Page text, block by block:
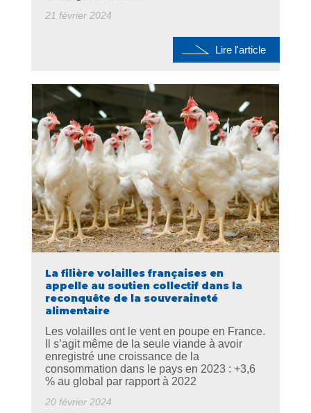
21 février 2024
Lire l'article
La filière volailles françaises en
appelle au soutien collectif dans la
reconquête de la souveraineté
alimentaire
Les volailles ont le vent en poupe en France.
Il s’agit même de la seule viande à avoir
enregistré une croissance de la
consommation dans le pays en 2023 : +3,6
% au global par rapport à 2022
20 février 2024